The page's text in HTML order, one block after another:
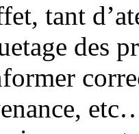
tant
des